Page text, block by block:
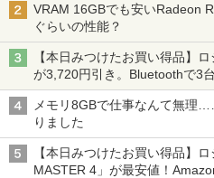
VRAM 16GBでも安いRadeon
ぐらいの性能？
【本日みつけたお買い得品】
が3,720円引き。Bluetoothで3
メモリ8GBで仕事なんて無理
りました
【本日みつけたお買い得品】
MASTER 4」が最安値！